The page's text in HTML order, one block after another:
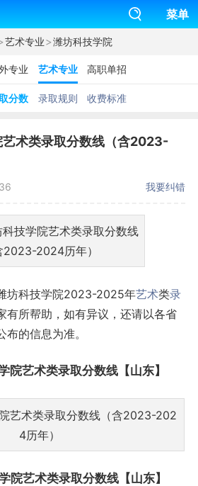
菜单
艺术专业>潍坊科技学院
专业 艺术专业 高职单招
分数 录取规则 收费标准
术类录取分数线（含2023-
我要纠错
坊科技学院2023-2025年艺术类录
有所帮助，如有异议，还请以各省
的信息为准。
院艺术类录取分数线【山东】
艺术类录取分数线【山东】